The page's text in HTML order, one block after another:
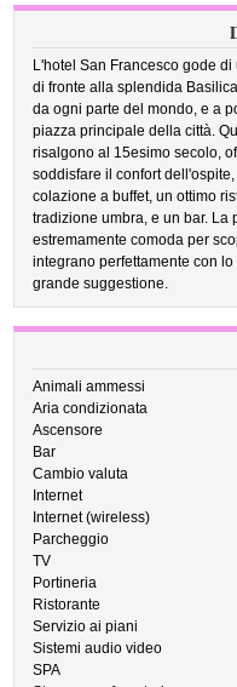
L'hotel San Francesco gode
di fronte alla splendida
da ogni parte del mondo, e a
piazza principale della città.
risalgono al 15esimo secolo,
soddisfare il confort
colazione a buffet, un ottimo
tradizione umbra, e un bar. La
estremamente comoda per
integrano perfettamente con
grande suggestione.
Animali ammessi
Aria condizionata
Ascensore
Bar
Cambio valuta
Internet
Internet (wireless)
Parcheggio
TV
Portineria
Ristorante
Servizio ai piani
Sistemi audio video
SPA